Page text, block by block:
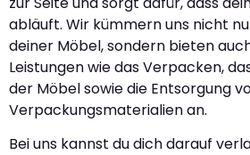
abläuft. Wir kümmern uns nicht
deiner Möbel, sondern bieten
Leistungen wie das Verpacken,
der Möbel sowie die Entsorgung
Verpackungsmaterialien an.
Bei uns kannst du dich darauf